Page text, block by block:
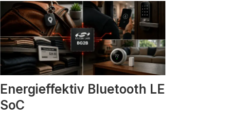
Energieffektiv Bluetooth LE
SoC